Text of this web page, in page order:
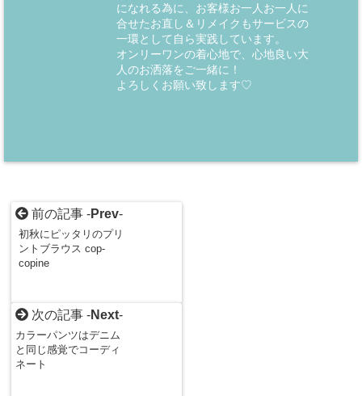
になれる為に、お客様お一人お一人に
合せたお直し＆リメイクもサービスの
一環として自ら実践しています。
オンリーワンの着心地で、心地良い大
人のお洒落をご一緒に！
よろしくお願い致します♡
前の記事 -Prev-
初秋にピッタリのプリ
ントブラウス cop-
copine
次の記事 -Next-
カラーパンツはデニム
と同じ感覚でコーディ
ネート